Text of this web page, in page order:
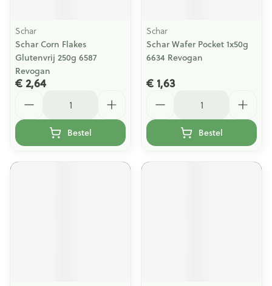
Schar
Schar Corn Flakes
Glutenvrij 250g 6587
Revogan
€ 2,64
Bestel
Schar
Schar Wafer Pocket 1x50g
6634 Revogan
€ 1,63
Bestel